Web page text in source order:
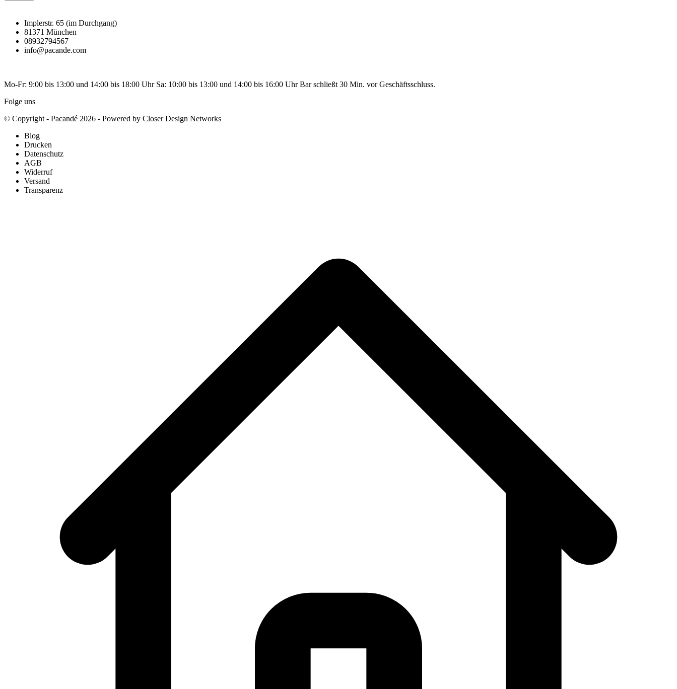
Implerstr. 65 (im Durchgang)
81371 München
08932794567
info@pacande.com
Mo-Fr: 9:00 bis 13:00 und 14:00 bis 18:00 Uhr Sa: 10:00 bis 13:00 und 14:00 bis 16:00 Uhr Bar schließt 30 Min. vor Geschäftsschluss.
Folge uns
© Copyright - Pacandé 2026 - Powered by Closer Design Networks
Blog
Drucken
Datenschutz
AGB
Widerruf
Versand
Transparenz